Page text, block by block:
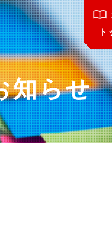
知らせ